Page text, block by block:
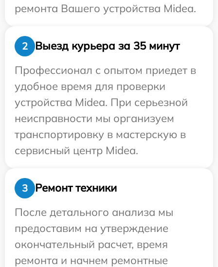
ремонта Вашего устройства Midea.
2
Выезд курьера за 35 минут
Профессионал с опытом приедет в
удобное время для проверки
устройства Midea. При серьезной
неисправности мы организуем
транспортировку в мастерскую в
сервисный центр Midea.
3
Ремонт техники
После детального анализа мы
предоставим на утверждение
окончательный расчет, время
ремонта и начнем ремонтные